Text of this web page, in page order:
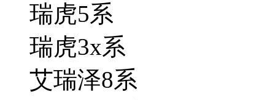
瑞虎5系
瑞虎3x系
艾瑞泽8系